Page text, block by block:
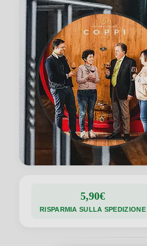
5,90€
RISPARMIA SULLA SPEDIZIONE